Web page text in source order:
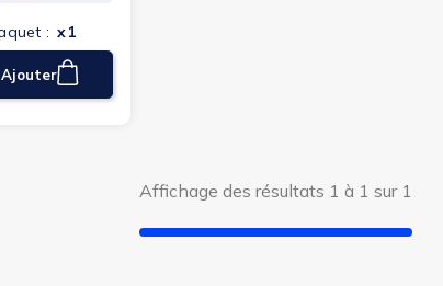
: x1
Ajouter
Affichage des résultats 1 à 1 sur 1